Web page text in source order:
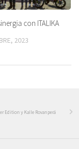
con ITALIKA
2023
Edition y Kalle Rovanperä